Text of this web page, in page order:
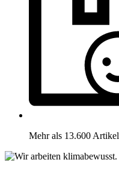
Mehr als 13.600 Artikel